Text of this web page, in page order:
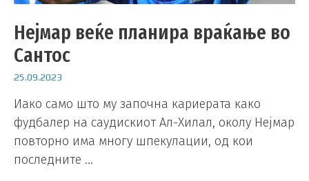
Нејмар веќе планира враќање во
Сантос
25.09.2023
Иако само што му започна кариерата како
фудбалер на саудискиот Ал-Хилал, околу Нејмар
повторно има многу шпекулации, од кои
последните …